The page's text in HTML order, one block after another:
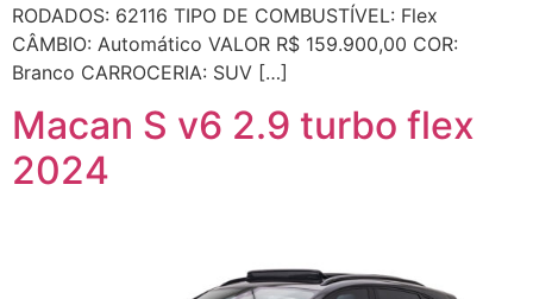
RODADOS: 62116 TIPO DE COMBUSTÍVEL: Flex
CÂMBIO: Automático VALOR R$ 159.900,00 COR:
Branco CARROCERIA: SUV […]
Macan S v6 2.9 turbo flex
2024